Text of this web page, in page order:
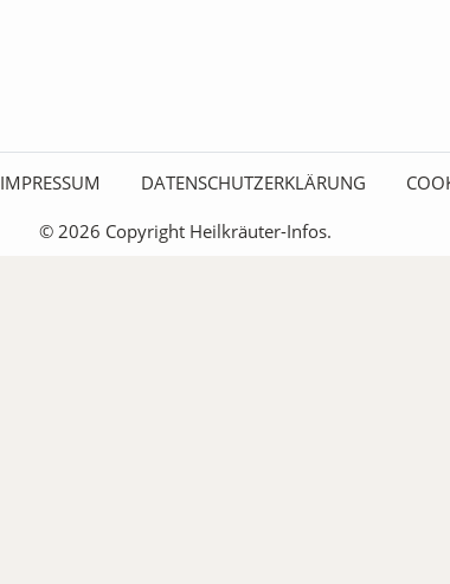
IMPRESSUM DATENSCHUTZERKLÄRUNG
© 2026 Copyright Heilkräuter-Infos.